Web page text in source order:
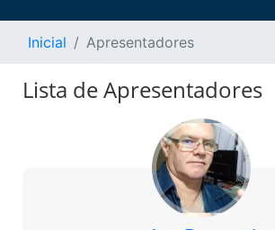
Inicial Apresentadores
Lista de Apresentadores